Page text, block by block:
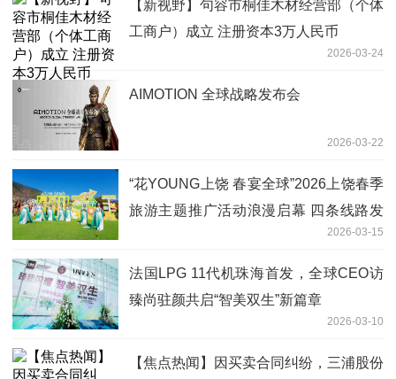
【新视野】句容市桐佳木材经营部（个体
工商户）成立 注册资本3万人民币
2026-03-24
AIMOTION 全球战略发布会
2026-03-22
“花YOUNG上饶 春宴全球”2026上饶春季
旅游主题推广活动浪漫启幕 四条线路发
2026-03-15
法国LPG 11代机珠海首发，全球CEO访
臻尚驻颜共启“智美双生”新篇章
2026-03-10
【焦点热闻】因买卖合同纠纷，三浦股份